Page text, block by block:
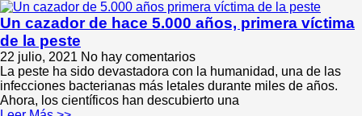
Un cazador de hace 5.000 años, primera víctima
de la peste
22 julio, 2021 No hay comentarios
La peste ha sido devastadora con la humanidad, una de las
infecciones bacterianas más letales durante miles de años.
Ahora, los científicos han descubierto una